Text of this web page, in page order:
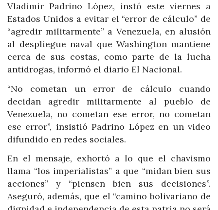
Vladimir Padrino López, instó este viernes a
Estados Unidos a evitar el “error de cálculo” de
“agredir militarmente” a Venezuela, en alusión
al despliegue naval que Washington mantiene
cerca de sus costas, como parte de la lucha
antidrogas, informó el diario El Nacional.
“No cometan un error de cálculo cuando
decidan agredir militarmente al pueblo de
Venezuela, no cometan ese error, no cometan
ese error”, insistió Padrino López en un video
difundido en redes sociales.
En el mensaje, exhortó a lo que el chavismo
llama “los imperialistas” a que “midan bien sus
acciones” y “piensen bien sus decisiones”.
Aseguró, además, que el “camino bolivariano de